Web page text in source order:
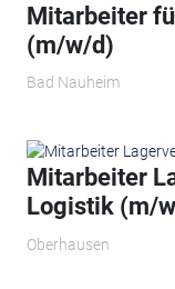
Mitarbeiter
(m/w/d)
Bad Nauheim
Mitarbeiter
Logistik (m/
Oberhausen